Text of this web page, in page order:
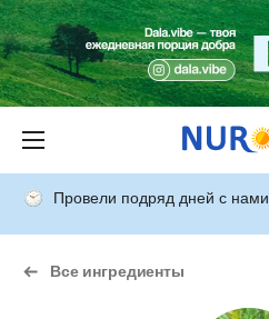
Провели подряд дней с нами
Все ингредиенты